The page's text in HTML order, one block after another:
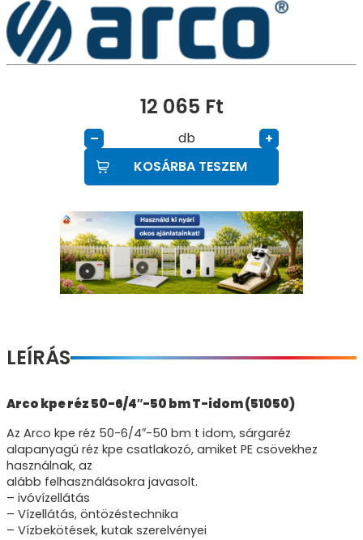
12 065 Ft
– db
+
KOSÁRBA TESZEM
LEÍRÁS
Arco kpe réz 50-6/4″-50 bm T-idom (51050)
Az Arco kpe réz 50-6/4″-50 bm t idom, sárgaréz
alapanyagú réz kpe csatlakozó, amiket PE csövekhez
használnak, az
alább felhasználásokra javasolt.
– ivóvízellátás
– Vízellátás, öntözéstechnika
– Vízbekötések, kutak szerelvényei